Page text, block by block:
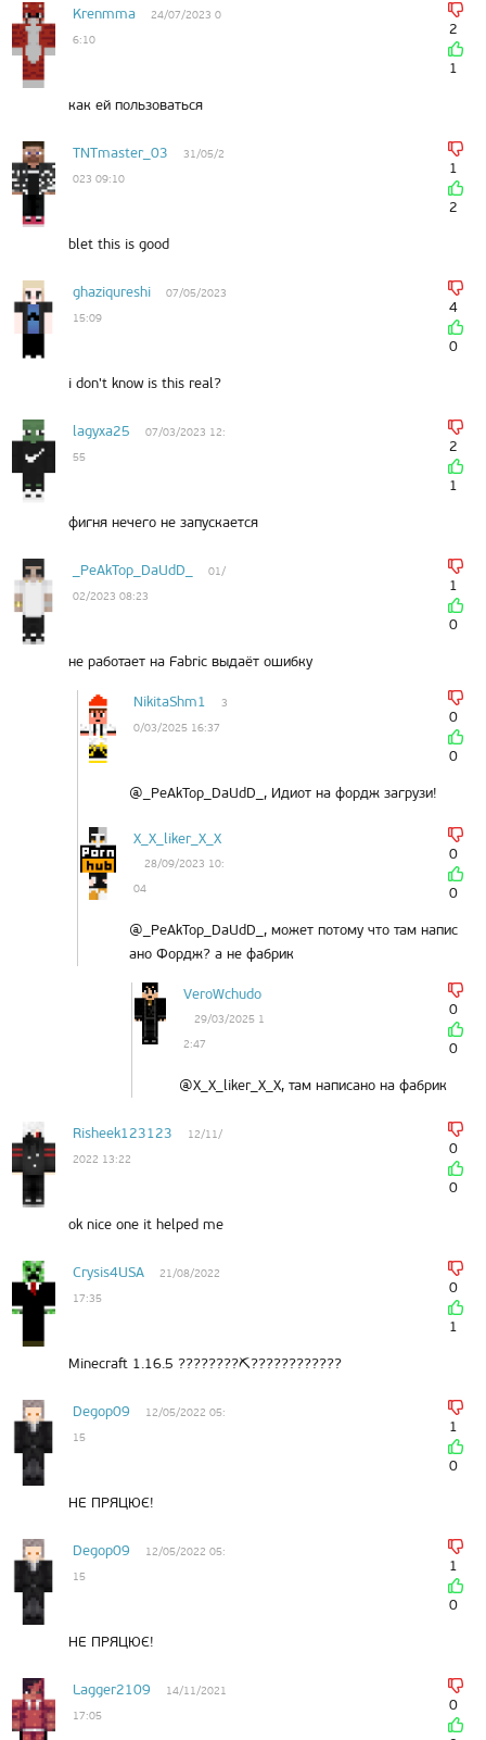
Krenmma
24/07/2023 0
6:10
2
1
как ей пользоваться
TNTmaster_03
31/05/2
023 09:10
1
2
blet this is good
ghaziqureshi
07/05/2023
15:09
4
0
i don't know is this real?
lagyxa25
07/03/2023 12:
55
2
1
фигня нечего не запускается
_PeAkTop_DaUdD_
01/
02/2023 08:23
1
0
не работает на Fabric выдаёт ошибку
NikitaShm1
3
0/03/2025 16:37
0
0
@_PeAkTop_DaUdD_, Идиот на фордж загрузи!
X_X_liker_X_X
28/09/2023 10:
04
0
0
@_PeAkTop_DaUdD_, может потому что там напис
ано Фордж? а не фабрик
VeroWchudo
29/03/2025 1
2:47
0
0
@X_X_liker_X_X, там написано на фабрик
Risheek123123
12/11/
2022 13:22
0
0
ok nice one it helped me
Crysis4USA
21/08/2022
17:35
0
1
Minecraft 1.16.5 ????????⛏️????????????
Degop09
12/05/2022 05:
15
1
0
НЕ ПРЯЦЮЄ!
Degop09
12/05/2022 05:
15
1
0
НЕ ПРЯЦЮЄ!
Lagger2109
14/11/2021
17:05
0